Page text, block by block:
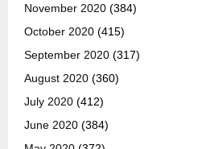
November 2020 (384)
October 2020 (415)
September 2020 (317)
August 2020 (360)
July 2020 (412)
June 2020 (384)